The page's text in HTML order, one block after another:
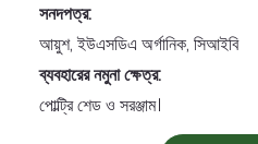
সনদপত্র:
আয়ুশ, ইউএসডিএ অর্গানিক, সিআইবি
ব্যবহারের নমুনা ক্ষেত্র:
পোল্ট্রি শেড ও সরঞ্জাম।